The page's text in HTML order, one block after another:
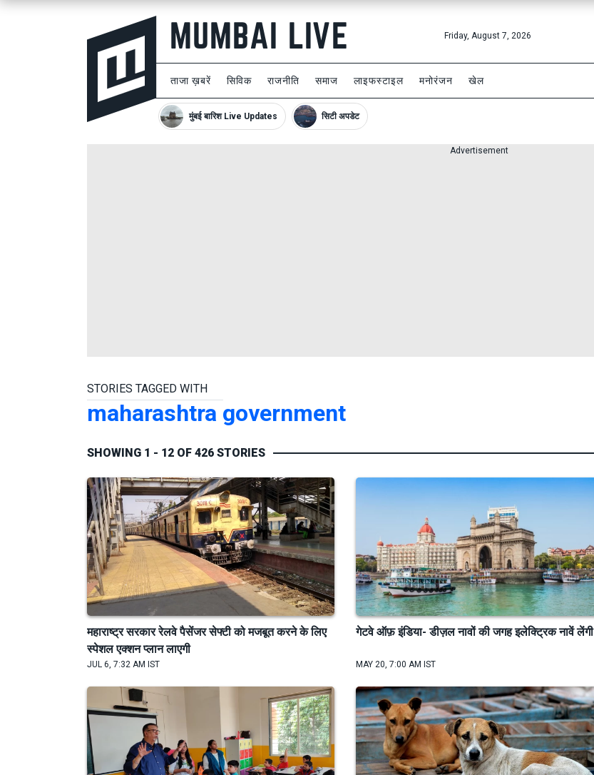
Friday, August 7, 2026
ताजा ख़बरें सिविक राजनीति समाज लाइफस्टाइल मनोरंजन खेल
मुंबई बारिश Live Updates सिटी अपडेट
Advertisement
STORIES TAGGED WITH
maharashtra government
SHOWING 1 - 12 OF 426 STORIES
महाराष्ट्र सरकार रेलवे पैसेंजर सेफ्टी को मजबूत करने के लिए
स्पेशल एक्शन प्लान लाएगी
JUL 6, 7:32 AM IST
गेटवे ऑफ़ इंडिया- डीज़ल नावों की जगह इलेक्ट्रिक नावें लेंगी
MAY 20, 7:00 AM IST